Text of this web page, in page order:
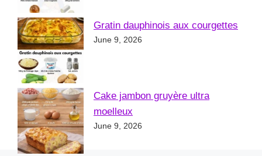
Gratin dauphinois aux courgettes
June 9, 2026
Cake jambon gruyère ultra
moelleux
June 9, 2026